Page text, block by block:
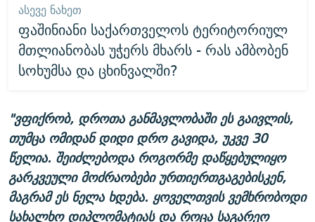
ᲐᲡᲔᲕᲔ ᲜᲐᲮᲔᲗ
ფაშინიანი საქართველოს ტერიტორიულ
მთლიანობას უჭერს მხარს - რას ამბობენ
სოხუმსა და ცხინვალში?
"ვფიქრობ, დროთა განმავლობაში ეს გაივლის,
თუმცა ომიდან დიდი დრო გავიდა, უკვე 30
წელია. შეიძლებოდა როგორმე დაწყებულიყო
გარკვეული მოძრაობები ურთიერთგაგებისკენ,
მაგრამ ეს ნელა ხდება. ყოველთვის ვემხრობოდი
სახალხო დიპლომატიას და როცა საგარეო